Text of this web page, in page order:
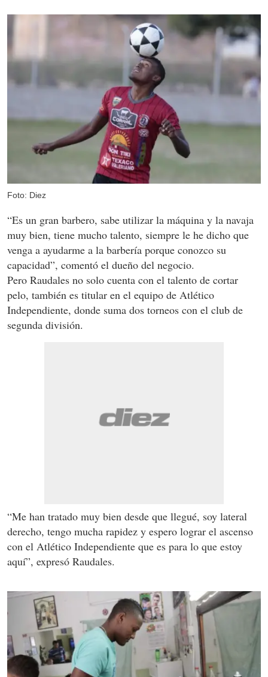
Foto: Diez
“Es un gran barbero, sabe utilizar la máquina y la navaja
muy bien, tiene mucho talento, siempre le he dicho que
venga a ayudarme a la barbería porque conozco su
capacidad”, comentó el dueño del negocio.
Pero Raudales no solo cuenta con el talento de cortar
pelo, también es titular en el equipo de Atlético
Independiente, donde suma dos torneos con el club de
segunda división.
“Me han tratado muy bien desde que llegué, soy lateral
derecho, tengo mucha rapidez y espero lograr el ascenso
con el Atlético Independiente que es para lo que estoy
aquí”, expresó Raudales.